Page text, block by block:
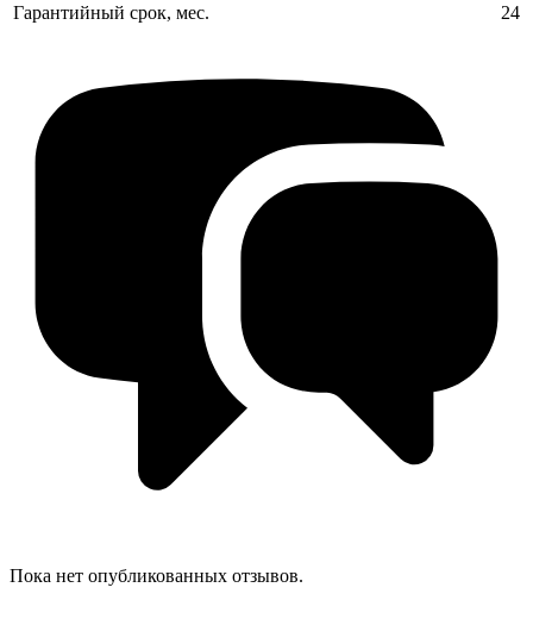
Гарантийный срок, мес.
24
Пока нет опубликованных отзывов.